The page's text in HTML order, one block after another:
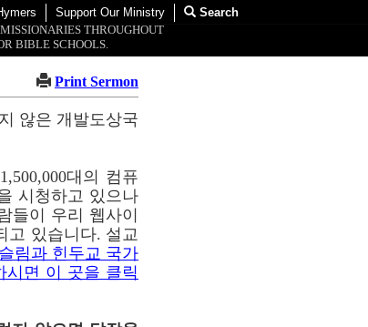
Support Our Ministry
Search
THROUGHOUT
BIBLE SCHOOLS.
Print Sermon
않은 개발도상국
대의 컴퓨
시청하고 있으나
들이 우리 웹사이
고 있습니다. 설교
림과 힌두교 국가
시면 이 곳을 클릭